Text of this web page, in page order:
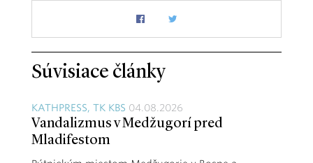
Súvisiace články
KATHPRESS, TK KBS 04.08.2026
Vandalizmus v Medžugorí pred
Mladifestom